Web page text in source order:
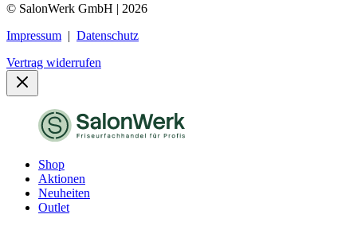
© SalonWerk GmbH | 2026
Impressum | Datenschutz
Vertrag widerrufen
Shop
Aktionen
Neuheiten
Outlet